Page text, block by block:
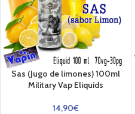
Sas (Jugo de limones) 100ml
Military Vap Eliquids
14,90€